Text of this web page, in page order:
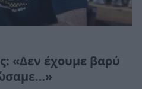
«Δεν έχουμε βαρύ